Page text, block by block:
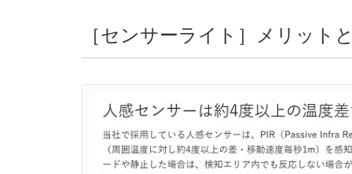
［センサーライト］メリット